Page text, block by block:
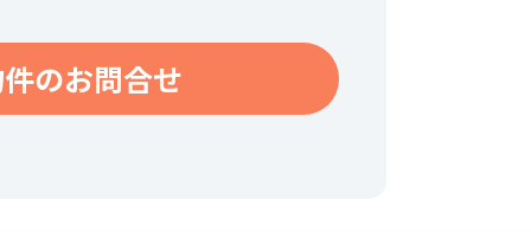
のお問合せ